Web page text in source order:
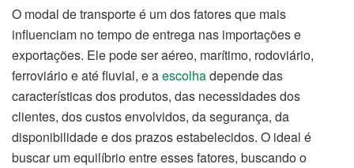
O modal de transporte é um dos fatores que mais
influenciam no tempo de entrega nas importações e
exportações. Ele pode ser aéreo, marítimo, rodoviário,
ferroviário e até fluvial, e aescolhadepende das
características dos produtos, das necessidades dos
clientes, dos custos envolvidos, da segurança, da
disponibilidade e dos prazos estabelecidos. O ideal é
buscar um equilíbrio entre esses fatores, buscando o